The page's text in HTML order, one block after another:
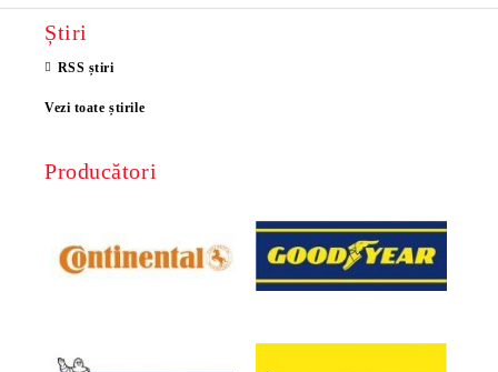
Știri
RSS știri
Vezi toate știrile
Producători